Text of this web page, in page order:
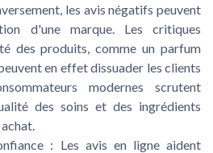
les avis négatifs peuvent
d'une marque. Les critiques
des produits, comme un parfum
en effet dissuader les clients
modernes scrutent
des soins et des ingrédients
: Les avis en ligne aident